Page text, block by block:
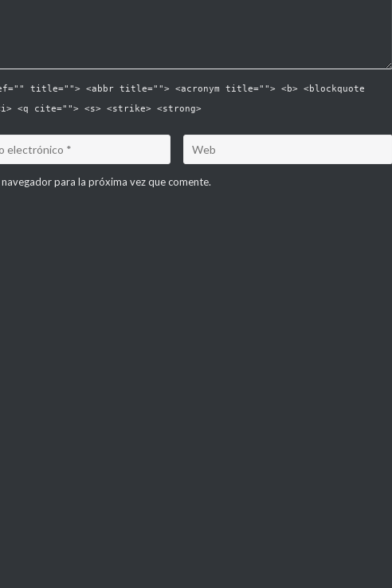
title=""> <abbr title=""> <acronym title=""> <b> <blockquote
<q cite=""> <s> <strike> <strong>
para la próxima vez que comente.